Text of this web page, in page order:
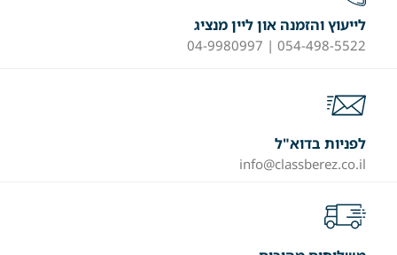
לייעוץ והזמנה און ליין מנציג
054-498-5522 | 04-9980997
לפניות בדוא"ל
info@classberez.co.il